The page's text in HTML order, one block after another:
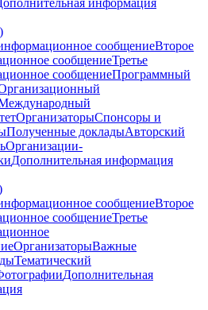
информация
сообщениеВторое
сообщениеТретье
сообщениеПрограммный
ОрганизаторыСпонсоры и
Полученные докладыАвторский
Организации-
Дополнительная информация
сообщениеВторое
сообщениеТретье
ОрганизаторыВажные
Тематический
Дополнительная